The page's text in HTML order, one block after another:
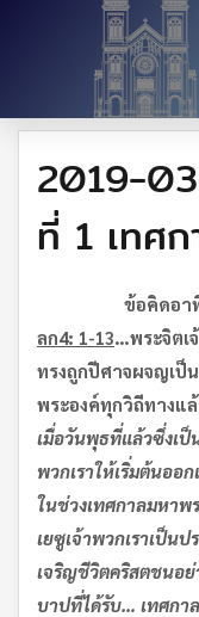
2019-
ที่ 1 เทศ
ข้อคิดอา
ลก4: 1-13…พระจิตเ
ทรงถูกปีศาจผจญเป็น
พระองค์ทุกวิถีทางแ
เมื่อวันพุธที่แล้วซึ่งเป็
พวกเราให้เริ่มต้นออ
ในช่วงเทศกาลมหาพ
เยซูเจ้าพวกเราเป็น
เจริญชีวิตคริสตชนอ
บาปที่ได้รับ… เทศกา